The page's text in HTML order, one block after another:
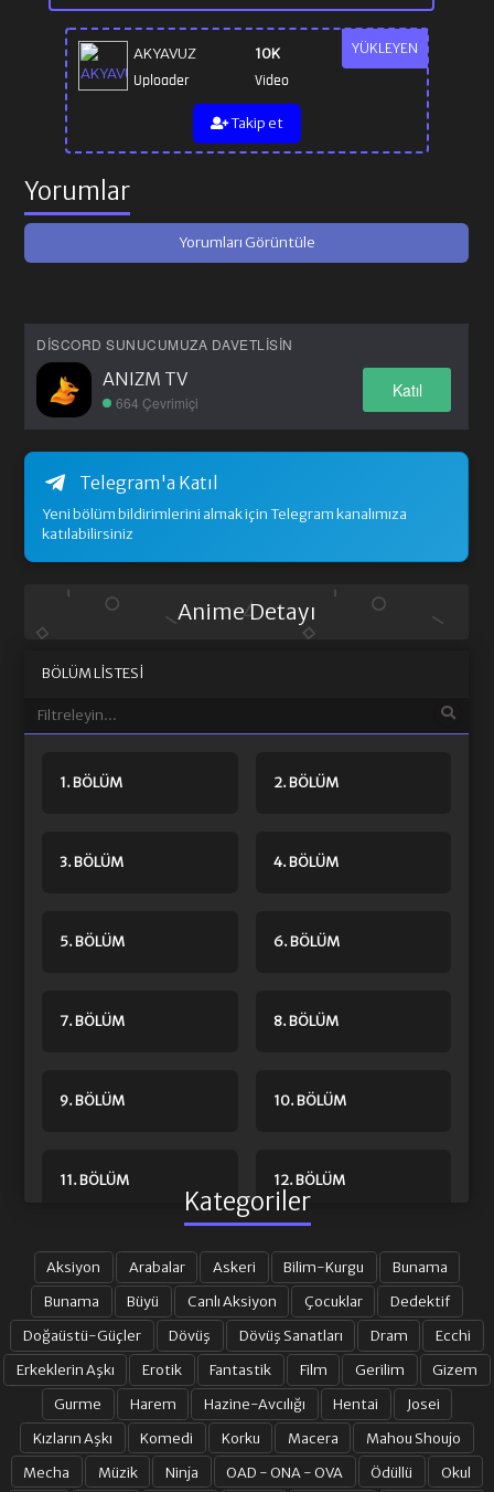
YÜKLEYEN
AKYAVUZ
Uploader
10K
Video
Takip et
Yorumlar
Yorumları Görüntüle
DISCORD SUNUCUMUZA DAVETLISIN
ANIZM TV
664 Çevrimiçi
Katıl
Telegram'a Katıl
Yeni bölüm bildirimlerini almak için Telegram kanalımıza
katılabilirsiniz
Anime Detayı
BÖLÜM LISTESI
1. BÖLÜM 2. BÖLÜM
3. BÖLÜM 4. BÖLÜM
5. BÖLÜM 6. BÖLÜM
7. BÖLÜM 8. BÖLÜM
9. BÖLÜM 10. BÖLÜM
11. BÖLÜM 12. BÖLÜM
13. BÖLÜM 14. BÖLÜM
15. BÖLÜM 16. BÖLÜM
17. BÖLÜM 18. BÖLÜM
Kategoriler
Aksiyon Arabalar Askeri Bilim-Kurgu
Bunama
Bunama
Büyü Canlı Aksiyon Çocuklar
Dedektif
Doğaüstü-Güçler
Dövüş Dövüş Sanatları Dram
Ecchi
Erkeklerin Aşkı
Erotik Fantastik Film Gerilim
Gizem
Gurme
Harem Hazine-Avcılığı Hentai
Josei
Kızların Aşkı
Komedi Korku Macera
Mahou Shoujo
Mecha
Müzik Ninja OAD - ONA - OVA Ödüllü Okul